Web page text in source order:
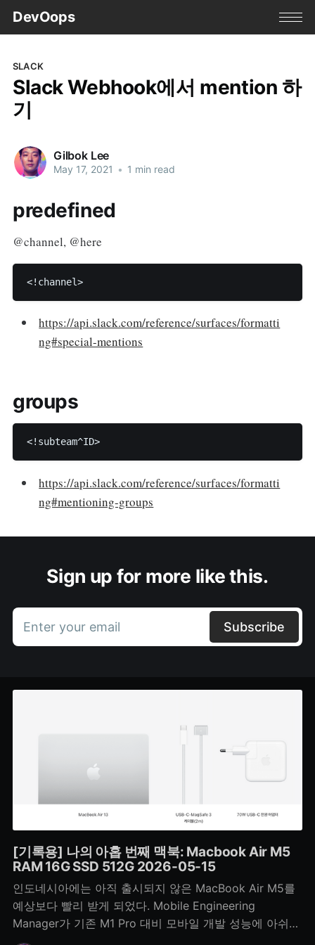
DevOops
SLACK
Slack Webhook에서 mention 하
기
Gilbok Lee
May 17, 2021 • 1 min read
predefined
@channel, @here
<!channel>
https://api.slack.com/reference/surfaces/formatti
ng#special-mentions
groups
<!subteam^ID>
https://api.slack.com/reference/surfaces/formatti
ng#mentioning-groups
Sign up for more like this.
Enter your email Subscribe
[기록용] 나의 아홉 번째 맥북: Macbook Air M5
RAM 16G SSD 512G 2026-05-15
인도네시아에는 아직 출시되지 않은 MacBook Air M5를
예상보다 빨리 받게 되었다. Mobile Engineering
Manager가 기존 M1 Pro 대비 모바일 개발 성능에 아쉬움
을 느껴 반납하면서 내 차례가 앞당겨졌다. 3nm 기반 M5